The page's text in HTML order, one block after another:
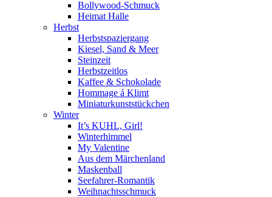
Bollywood-Schmuck
Heimat Halle
Herbst
Herbstspaziergang
Kiesel, Sand & Meer
Steinzeit
Herbstzeitlos
Kaffee & Schokolade
Hommage á Klimt
Miniaturkunststückchen
Winter
It’s KUHL, Girl!
Winterhimmel
My Valentine
Aus dem Märchenland
Maskenball
Seefahrer-Romantik
Weihnachtsschmuck